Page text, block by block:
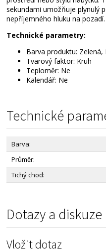
sekundami umožňuje plynulý
nepříjemného hluku na pozadí.
Technické parametry:
Barva produktu: Zelená,
Tvarový faktor: Kruh
Teploměr: Ne
Kalendář: Ne
Technické
Barva:
Průměr:
Tichý chod:
Dotazy a diskuze
Vložit dotaz